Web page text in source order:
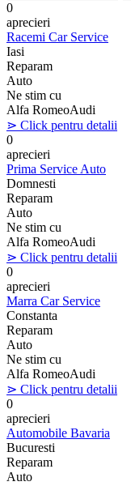
0
aprecieri
Racemi Car Service
Iasi
Reparam
Auto
Ne stim cu
Alfa RomeoAudi
⋗ Click pentru detalii
0
aprecieri
Prima Service Auto
Domnesti
Reparam
Auto
Ne stim cu
Alfa RomeoAudi
⋗ Click pentru detalii
0
aprecieri
Marra Car Service
Constanta
Reparam
Auto
Ne stim cu
Alfa RomeoAudi
⋗ Click pentru detalii
0
aprecieri
Automobile Bavaria
Bucuresti
Reparam
Auto